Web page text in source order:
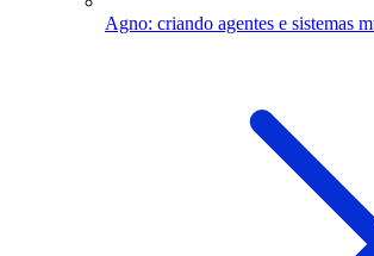
Agno: criando agentes e sistemas